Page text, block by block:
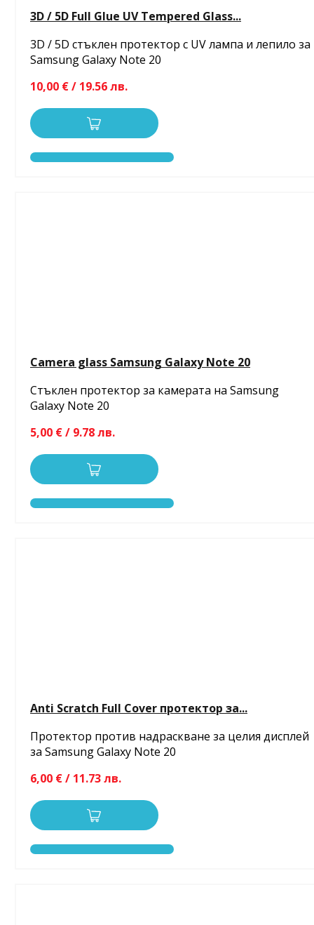
3D / 5D Full Glue UV Tempered Glass...
3D / 5D стъклен протектор с UV лампа и лепило за
Samsung Galaxy Note 20
10,00 € / 19.56 лв.
Camera glass Samsung Galaxy Note 20
Стъклен протектор за камерата на Samsung
Galaxy Note 20
5,00 € / 9.78 лв.
Anti Scratch Full Cover протектор за...
Протектор против надраскване за целия дисплей
за Samsung Galaxy Note 20
6,00 € / 11.73 лв.